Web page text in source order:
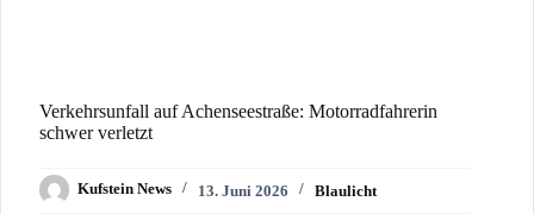
Verkehrsunfall auf Achenseestraße: Motorradfahrerin
schwer verletzt
Kufstein News 13. Juni 2026 Blaulicht